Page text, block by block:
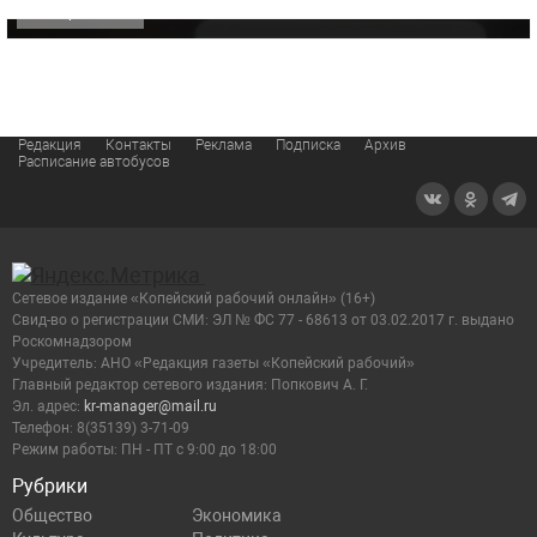
Редакция Контакты Реклама Подписка
Архив
Расписание автобусов
Рубрики
Общество
Экономика
Сетевое издание «Копейский рабочий онлайн» (16+)
Cвид-во о регистрации СМИ: ЭЛ № ФС 77 - 68613 от 03.02.2017 г. выдано
Роскомнадзором
Учредитель: АНО «Редакция газеты «Копейский рабочий»
Главный редактор сетевого издания: Попкович А. Г.
Эл. адрес: kr-manager@mail.ru
Телефон: 8(35139) 3-71-09
Режим работы: ПН - ПТ с 9:00 до 18:00